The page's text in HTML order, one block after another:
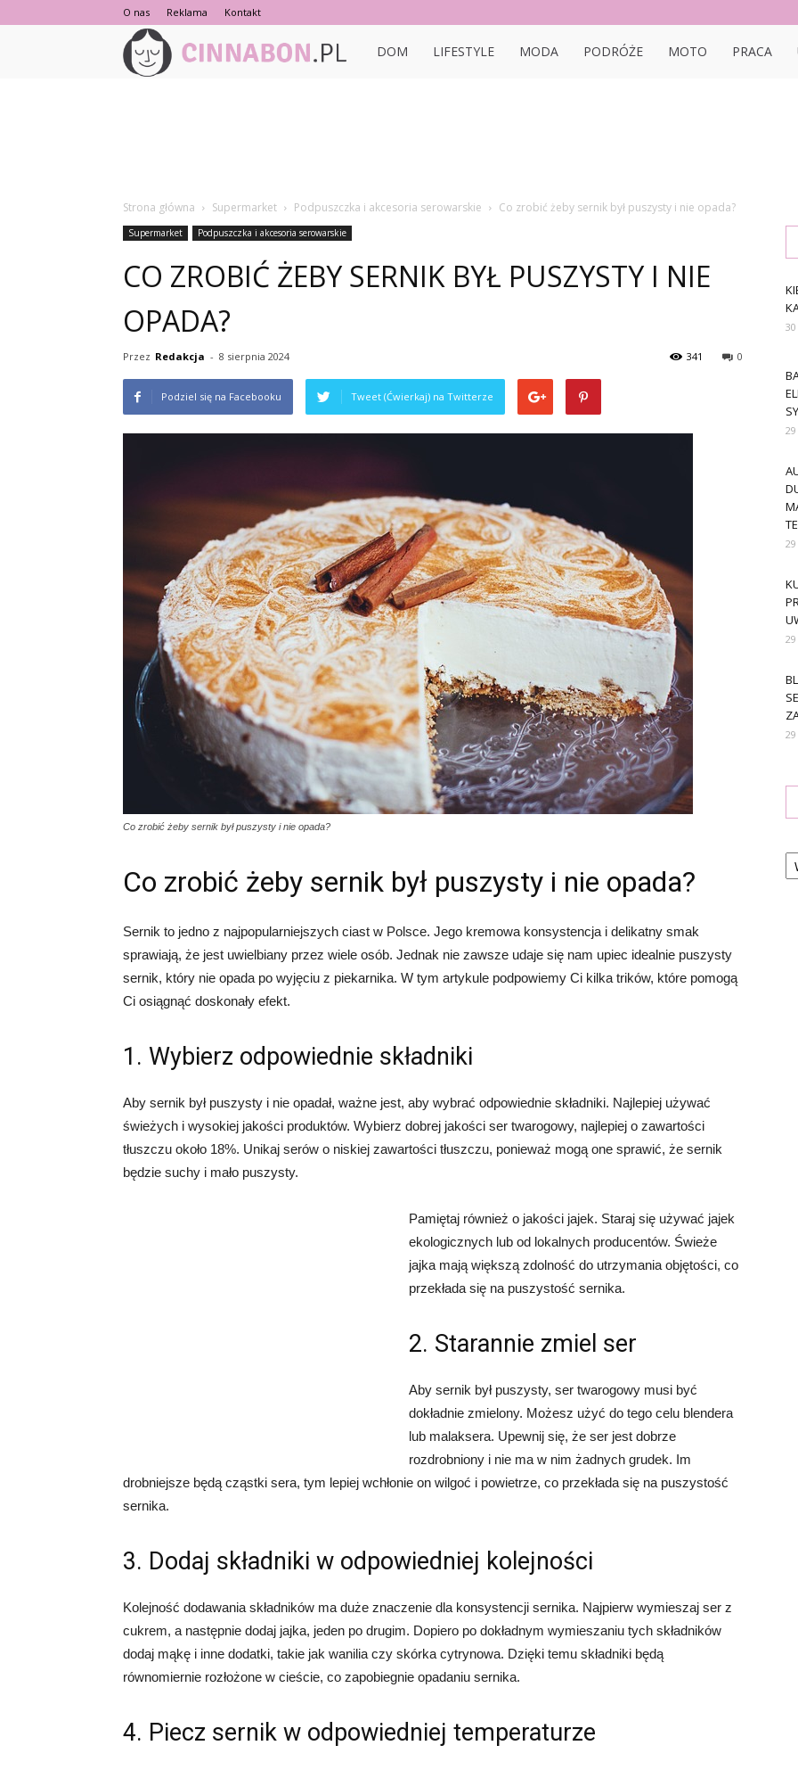
O nas Reklama Kontakt
Cinnabon.pl
DOM LIFESTYLE MODA PODRÓŻE MOTO PRACA
Strona główna Supermarket Podpuszczka i akcesoria serowarskie Co zrobić żeby sernik był puszysty i nie opada?
Supermarket Podpuszczka i akcesoria serowarskie
CO ZROBIĆ ŻEBY SERNIK BYŁ PUSZYSTY I NIE
OPADA?
Przez Redakcja - 8 sierpnia 2024 0
341
Podziel się na Facebooku Tweet (Ćwierkaj) na Twitterze
Co zrobić żeby sernik był puszysty i nie opada?
Co zrobić żeby sernik był puszysty i nie opada?
Sernik to jedno z najpopularniejszych ciast w Polsce. Jego kremowa konsystencja i delikatny smak
sprawiają, że jest uwielbiany przez wiele osób. Jednak nie zawsze udaje się nam upiec idealnie puszysty
sernik, który nie opada po wyjęciu z piekarnika. W tym artykule podpowiemy Ci kilka trików, które pomogą
Ci osiągnąć doskonały efekt.
1. Wybierz odpowiednie składniki
Aby sernik był puszysty i nie opadał, ważne jest, aby wybrać odpowiednie składniki. Najlepiej używać
świeżych i wysokiej jakości produktów. Wybierz dobrej jakości ser twarogowy, najlepiej o zawartości
tłuszczu około 18%. Unikaj serów o niskiej zawartości tłuszczu, ponieważ mogą one sprawić, że sernik
będzie suchy i mało puszysty.
Pamiętaj również o jakości jajek. Staraj się używać jajek
ekologicznych lub od lokalnych producentów. Świeże
jajka mają większą zdolność do utrzymania objętości, co
przekłada się na puszystość sernika.
2. Starannie zmiel ser
Aby sernik był puszysty, ser twarogowy musi być
dokładnie zmielony. Możesz użyć do tego celu blendera
lub malaksera. Upewnij się, że ser jest dobrze
rozdrobniony i nie ma w nim żadnych grudek. Im
drobniejsze będą cząstki sera, tym lepiej wchłonie on wilgoć i powietrze, co przekłada się na puszystość
sernika.
3. Dodaj składniki w odpowiedniej kolejności
Kolejność dodawania składników ma duże znaczenie dla konsystencji sernika. Najpierw wymieszaj ser z
cukrem, a następnie dodaj jajka, jeden po drugim. Dopiero po dokładnym wymieszaniu tych składników
dodaj mąkę i inne dodatki, takie jak wanilia czy skórka cytrynowa. Dzięki temu składniki będą
równomiernie rozłożone w cieście, co zapobiegnie opadaniu sernika.
4. Piecz sernik w odpowiedniej temperaturze